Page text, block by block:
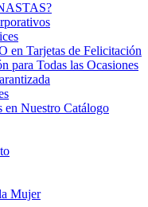
en Tarjetas de Felicitación
para Todas las Ocasiones
en Nuestro Catálogo
Mujer